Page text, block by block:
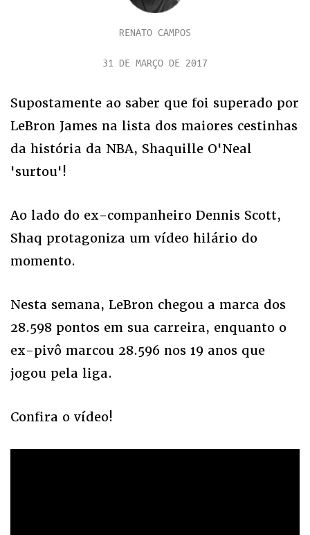
RENATO CAMPOS
31 DE MARÇO DE 2017
Supostamente ao saber que foi superado por
LeBron James na lista dos maiores cestinhas
da história da NBA, Shaquille O'Neal
'surtou'!
Ao lado do ex-companheiro Dennis Scott,
Shaq protagoniza um vídeo hilário do
momento.
Nesta semana, LeBron chegou a marca dos
28.598 pontos em sua carreira, enquanto o
ex-pivô marcou 28.596 nos 19 anos que
jogou pela liga.
Confira o vídeo!